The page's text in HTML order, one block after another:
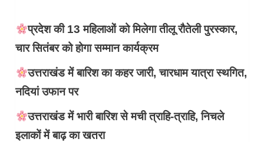
प्रदेश की 13 महिलाओं को मिलेगा तीलू रौतेली पुरस्कार,
चार सितंबर को होगा सम्मान कार्यक्रम
उत्तराखंड में बारिश का कहर जारी, चारधाम यात्रा स्थगित,
नदियां उफान पर
उत्तराखंड में भारी बारिश से मची त्राहि-त्राहि, निचले
इलाकों में बाढ़ का खतरा